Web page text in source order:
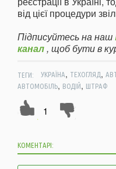
від цієї процедури
Підписуйтесь на наш
канал, щоб бути в
ТЕГИ: УКРАЇНА, ТЕХОГЛЯД,
АВТОМОБІЛЬ, ВОДІЙ, ШТРАФ
1
КОМЕНТАРІ: